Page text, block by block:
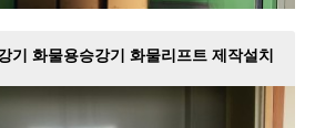
기 화물용승강기 화물리프트 제작설치